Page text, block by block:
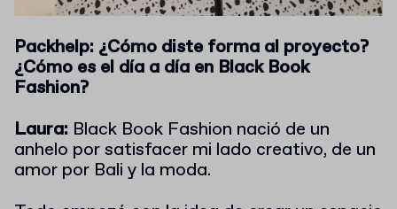
Packhelp: ¿Cómo diste forma al proyecto?
¿Cómo es el día a día en Black Book
Fashion?
Laura: Black Book Fashion nació de un
anhelo por satisfacer mi lado creativo, de un
amor por Bali y la moda.